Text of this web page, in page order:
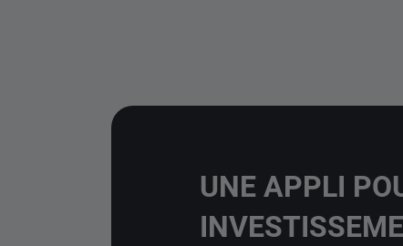
UNE APPLI